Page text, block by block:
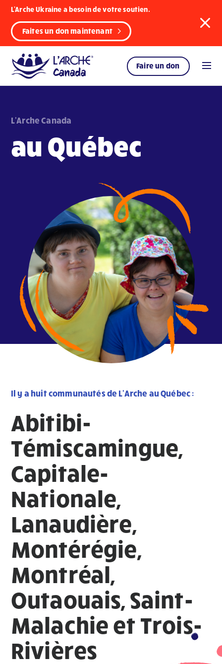
L'Arche Ukraine a besoin de votre soutien.
Faites un don maintenant
Faire un don
L'Arche Canada
au Québec
Il y a huit communautés de L'Arche au Québec :
Abitibi-
Témiscamingue,
Capitale-
Nationale,
Lanaudière,
Montérégie,
Montréal,
Outaouais, Saint-
Malachie et Trois-
Rivières